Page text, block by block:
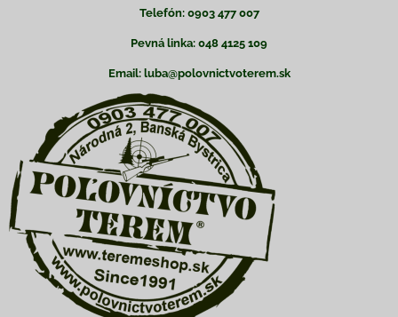
Telefón: 0903 477 007
Pevná linka: 048 4125 109
Email: luba@polovnictvoterem.sk